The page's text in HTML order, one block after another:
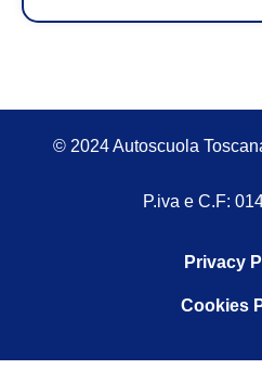
© 2024 Autoscuola
P.iva e C.F:
Privacy
Cookies